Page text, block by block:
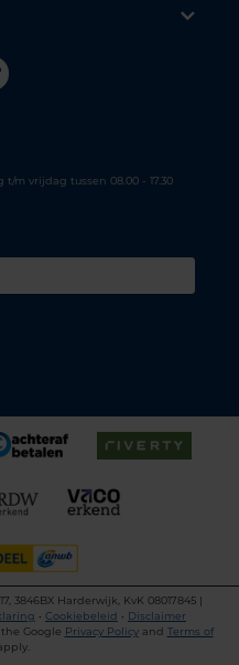
Tiktok
m vrijdag tussen 08.00 - 17.30
3846BX Harderwijk, KvK 08017845 |
• Cookiebeleid • Disclaimer
Google Privacy Policyand Terms of